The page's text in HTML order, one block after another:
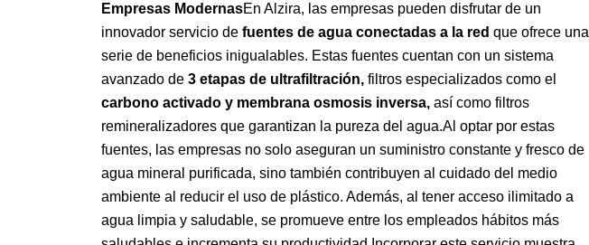
Empresas ModernasEn Alzira, las empresas pueden disfrutar de un
innovador servicio de fuentes de agua conectadas a la red que ofrece una
serie de beneficios inigualables. Estas fuentes cuentan con un sistema
avanzado de 3 etapas de ultrafiltración, filtros especializados como el
carbono activado y membrana osmosis inversa, así como filtros
remineralizadores que garantizan la pureza del agua.Al optar por estas
fuentes, las empresas no solo aseguran un suministro constante y fresco de
agua mineral purificada, sino también contribuyen al cuidado del medio
ambiente al reducir el uso de plástico. Además, al tener acceso ilimitado a
agua limpia y saludable, se promueve entre los empleados hábitos más